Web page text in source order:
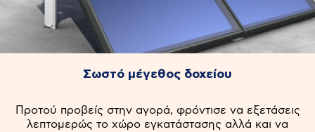
Σωστό μέγεθος δοχείου
Προτού προβείς στην αγορά, φρόντισε να εξετάσεις
λεπτομερώς το χώρο εγκατάστασης αλλά και να